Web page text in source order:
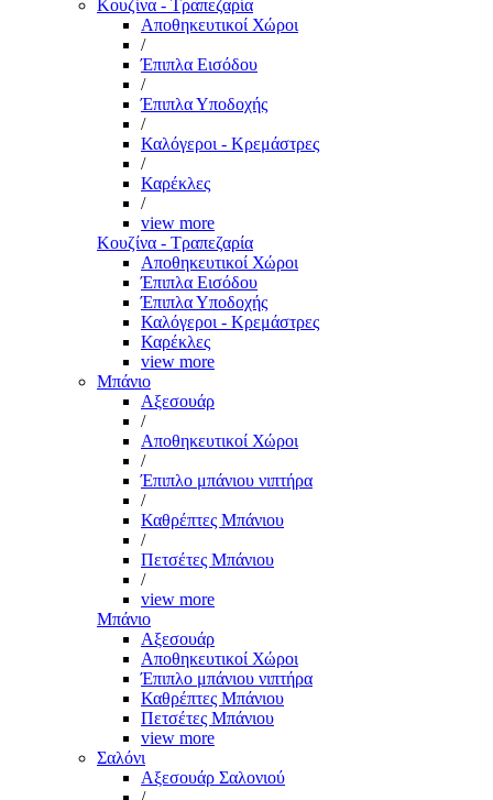
Κουζίνα - Τραπεζαρία
Αποθηκευτικοί Χώροι
/
Έπιπλα Εισόδου
/
Έπιπλα Υποδοχής
/
Καλόγεροι - Κρεμάστρες
/
Καρέκλες
/
view more
Κουζίνα - Τραπεζαρία
Αποθηκευτικοί Χώροι
Έπιπλα Εισόδου
Έπιπλα Υποδοχής
Καλόγεροι - Κρεμάστρες
Καρέκλες
view more
Μπάνιο
Αξεσουάρ
/
Αποθηκευτικοί Χώροι
/
Έπιπλο μπάνιου νιπτήρα
/
Καθρέπτες Μπάνιου
/
Πετσέτες Μπάνιου
/
view more
Μπάνιο
Αξεσουάρ
Αποθηκευτικοί Χώροι
Έπιπλο μπάνιου νιπτήρα
Καθρέπτες Μπάνιου
Πετσέτες Μπάνιου
view more
Σαλόνι
Αξεσουάρ Σαλονιού